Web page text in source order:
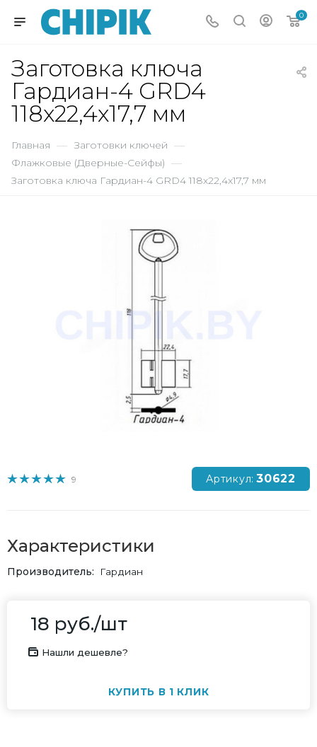
0
Заготовка ключа
Гардиан-4 GRD4
118х22,4х17,7 мм
Главная — Заготовки ключей —
Флажковые (Дверные-Сейфы) —
Заготовка ключа Гардиан-4 GRD4 118х22,4х17,7 мм
9 Артикул: 30622
Характеристики
Производитель Гардиан
18 руб./шт
Нашли дешевле?
КУПИТЬ В 1 КЛИК